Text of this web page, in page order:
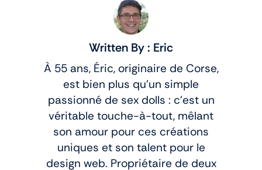
Written By : Eric
À 55 ans, Éric, originaire de Corse,
est bien plus qu’un simple
passionné de sex dolls : c’est un
véritable touche-à-tout, mêlant
son amour pour ces créations
uniques et son talent pour le
design web. Propriétaire de deux